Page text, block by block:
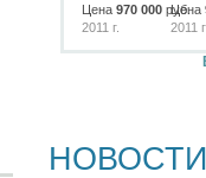
Цена 970 000 руб.
2011 г.
Цена
2011
НОВОСТИ